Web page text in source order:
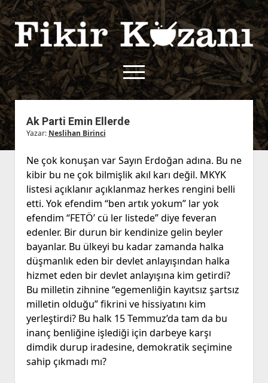
Fikir
Kazanı
menüyü
aç
twitterfacebook
rss
aç
Kullanım Koşulları
Gizlilik Politikası
Çerez Politikası
İletişim
Kurallar
Başvuru
Ak Parti Emin Ellerde
Yazar: Neslihan Birinci
Ne çok konuşan var Sayın Erdoğan adına. Bu ne
kibir bu ne çok bilmişlik akıl karı değil. MKYK
listesi açıklanır açıklanmaz herkes rengini belli
etti. Yok efendim “ben artık yokum” lar yok
efendim “FETÖ’ cü ler listede” diye feveran
edenler. Bir durun bir kendinize gelin beyler
bayanlar. Bu ülkeyi bu kadar zamanda halka
düşmanlık eden bir devlet anlayışından halka
hizmet eden bir devlet anlayışına kim getirdi?
Bu milletin zihnine “egemenliğin kayıtsız şartsız
milletin olduğu” fikrini ve hissiyatını kim
yerleştirdi? Bu halk 15 Temmuz’da tam da bu
inanç benliğine işlediği için darbeye karşı
dimdik durup iradesine, demokratik seçimine
sahip çıkmadı mı?